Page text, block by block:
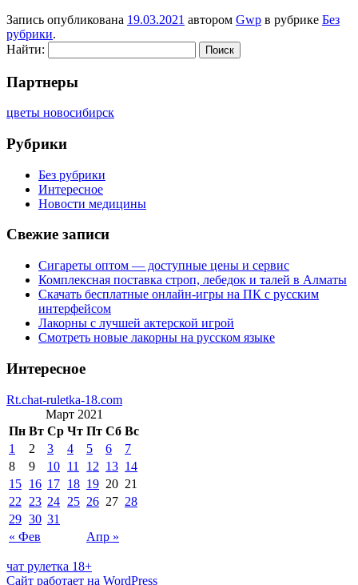
Запись опубликована 19.03.2021 автором Gwp в рубрике Без
рубрики.
Найти:
Партнеры
цветы новосибирск
Рубрики
Без рубрики
Интересное
Новости медицины
Свежие записи
Сигареты оптом — доступные цены и сервис
Комплексная поставка строп, лебедок и талей в Алматы
Скачать бесплатные онлайн-игры на ПК с русским
интерфейсом
Лакорны с лучшей актерской игрой
Смотреть новые лакорны на русском языке
Интересное
Rt.chat-ruletka-18.com
Март 2021
Пн Вт Ср Чт Пт Сб Вс
« Фев Апр »
1 2 3 4 5 6
7
8
9 10 11 12 13 14
15 16 17 18 19 20 21
22
23 24 25 26 27 28
29 30 31
чат рулетка 18+
Сайт работает на WordPress